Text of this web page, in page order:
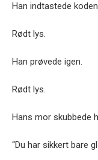
Han indtastede
Rødt lys.
Han prøvede igen.
Rødt lys.
Hans mor skubbede
“Du har sikkert bare